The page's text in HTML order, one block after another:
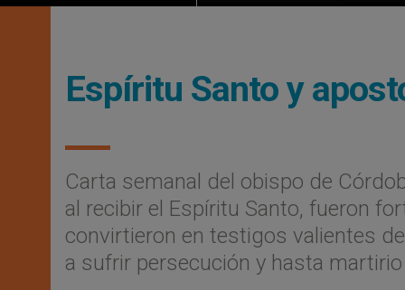
Espíritu Santo y
Carta semanal del obispo de
al recibir el Espíritu Santo, fueron
convirtieron en testigos valientes
a sufrir persecución y hasta